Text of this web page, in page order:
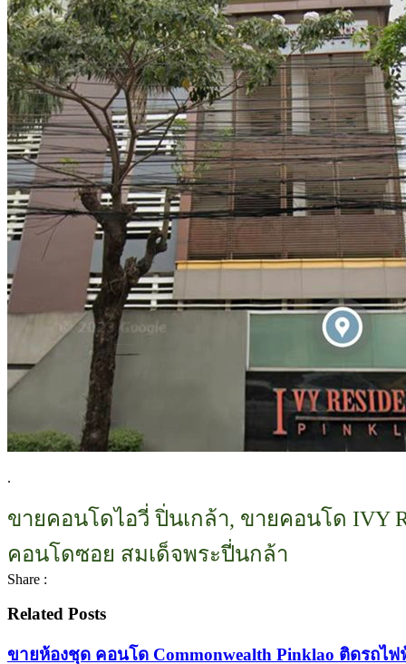
.
ขายคอนโดไอวี่ ปิ่นเกล้า, ขายคอนโด IVY
คอนโดซอย สมเด็จพระปี่นกล้า
Share :
Related Posts
ขายห้องชุด คอนโด Commonwealth Pinklao ติดรถไ